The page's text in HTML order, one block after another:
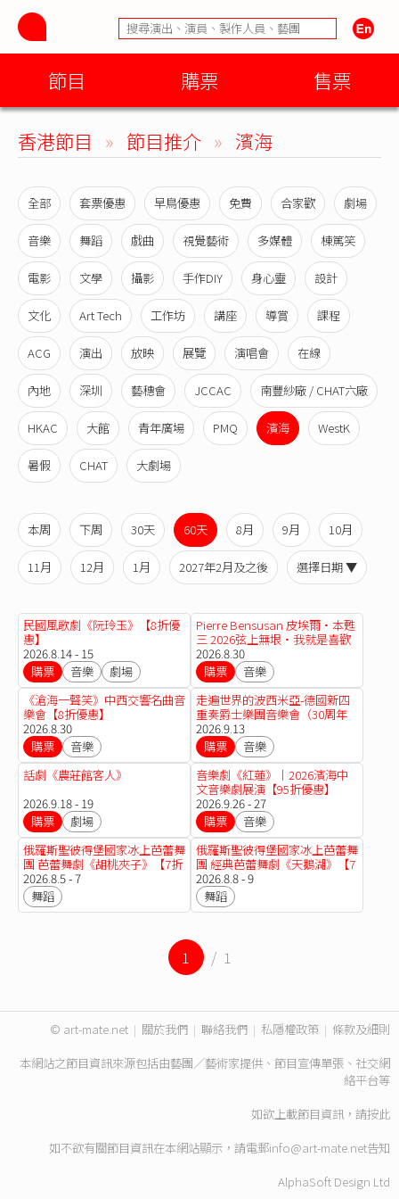
節目 購票 售票
香港節目 » 節目推介 » 濱海
全部 套票優惠 早鳥優惠 免費 合家歡 劇場
音樂 舞蹈 戲曲 視覺藝術 多媒體 棟篤笑
電影 文學 攝影 手作DIY 身心靈 設計
文化 Art Tech 工作坊 講座 導賞 課程
ACG 演出 放映 展覽 演唱會 在線
內地 深圳 藝穗會 JCCAC 南豐紗廠 / CHAT六廠
HKAC 大館 青年廣場 PMQ 濱海 WestK
暑假 CHAT 大劇場
本周 下周 30天 60天 8月 9月 10月
11月 12月 1月 2027年2月及之後 選擇日期 ▼
民國風歌劇《阮玲玉》【8折優
惠】
2026.8.14 - 15
購票
音樂 劇場
Pierre Bensusan 皮埃爾·本甦
三 2026弦上無垠·我就是喜歡
來這裡吉他音樂會
2026.8.30
購票
音樂
《滄海一聲笑》中西交響名曲音
樂會【8折優惠】
2026.8.30
購票
音樂
走遍世界的波西米亞-德國新四
重奏爵士樂團音樂會（30周年
紀念版）【早鳥優惠】
2026.9.13
購票
音樂
話劇《農莊館客人》
2026.9.18 - 19
購票
劇場
音樂劇《紅蓮》丨2026濱海中
文音樂劇展演【95折優惠】
2026.9.26 - 27
購票
音樂
俄羅斯聖彼得堡國家冰上芭蕾舞
團 芭蕾舞劇《胡桃夾子》【7折
優惠】
2026.8.5 - 7
舞蹈
俄羅斯聖彼得堡國家冰上芭蕾舞
團 經典芭蕾舞劇《天鵝湖》【7
折優惠】
2026.8.8 - 9
舞蹈
1 / 1
© art-mate.net | 關於我們 | 聯絡我們 | 私隱權政策 | 條款及細則
本網站之節目資訊來源包括由藝團／藝術家提供、節目宣傳單張、社交網
絡平台等
如欲上載節目資訊，請按此
如不欲有關節目資訊在本網站顯示，請電郵info@art-mate.net告知
AlphaSoft Design Ltd